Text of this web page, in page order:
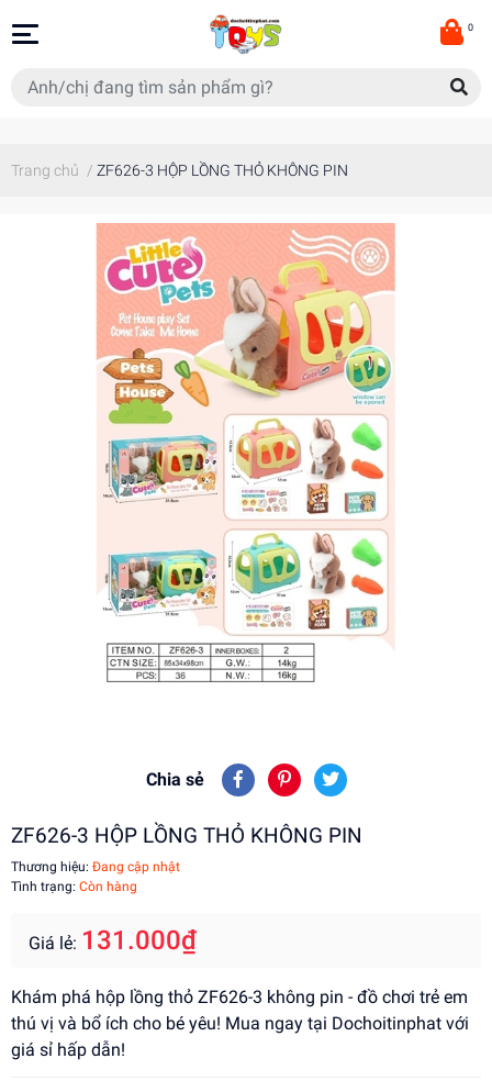
0
Trang chủ / ZF626-3 HỘP LỒNG THỎ KHÔNG PIN
Chia sẻ
ZF626-3 HỘP LỒNG THỎ KHÔNG PIN
Thương hiệu: Đang cập nhật
Tình trạng: Còn hàng
Giá lẻ: 131.000₫
Khám phá hộp lồng thỏ ZF626-3 không pin - đồ chơi trẻ em
thú vị và bổ ích cho bé yêu! Mua ngay tại Dochoitinphat với
giá sỉ hấp dẫn!